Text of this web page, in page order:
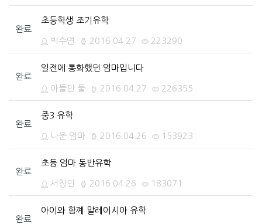
완료
초등학생 조기유학
박수연 2016.04.27 223290
완료
일전에 통화했던 엄마입니다
아들만 둘 2016.04.27 226355
완료
중3 유학
나운 엄마 2016.04.26 153923
완료
초등 엄마 동반유학
서창민 2016.04.26 183071
완료
아이와 함꼐 말레이시아 유학